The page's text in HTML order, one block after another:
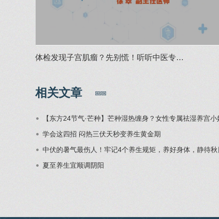
体检发现子宫肌瘤？先别慌！听听中医专…
相关文章
【东方24节气·芒种】芒种湿热缠身？女性专属祛湿养宫
学会这四招 闷热三伏天秒变养生黄金期
中伏的暑气最伤人！牢记4个养生规矩，养好身体，静待秋
夏至养生宜顺调阴阳